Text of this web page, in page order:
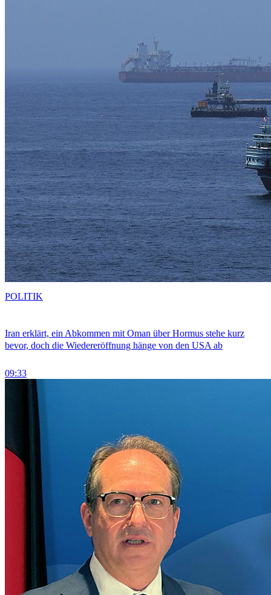
Iran erklärt, ein Abkommen mit Oman über Hormus stehe kurz
bevor, doch die Wiedereröffnung hänge von den USA ab
09:33
POLITIK